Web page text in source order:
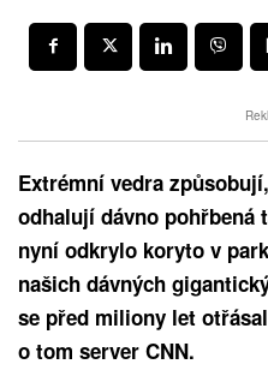
Extrémní vedra
odhalují dávno pohřbená
nyní odkrylo koryto v
našich dávných
se před miliony let
o tom server CNN.